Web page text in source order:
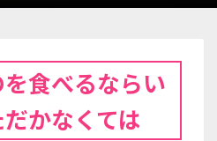
食べるならい
かなくては